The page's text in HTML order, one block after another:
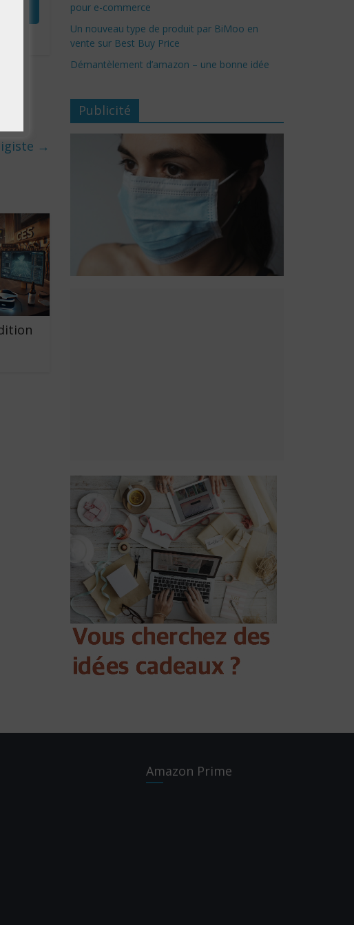
→
pour e-commerce
Un nouveau type de produit par BiMoo en
vente sur Best Buy Price
Démantèlement d’amazon – une bonne idée
Publicité
Amazon Prime